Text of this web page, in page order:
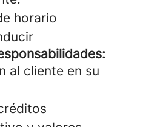
horario
al cliente en su